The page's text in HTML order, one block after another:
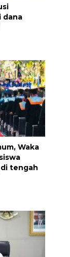
dana
Waka
tengah